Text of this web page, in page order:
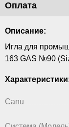
Оплата
Описание:
Игла для
163 GAS №90
Canu